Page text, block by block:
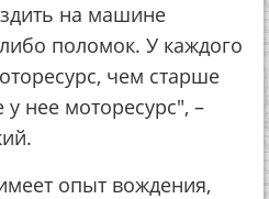
на машине
поломок. У каждого
чем старше
нее моторесурс", –
опыт вождения,